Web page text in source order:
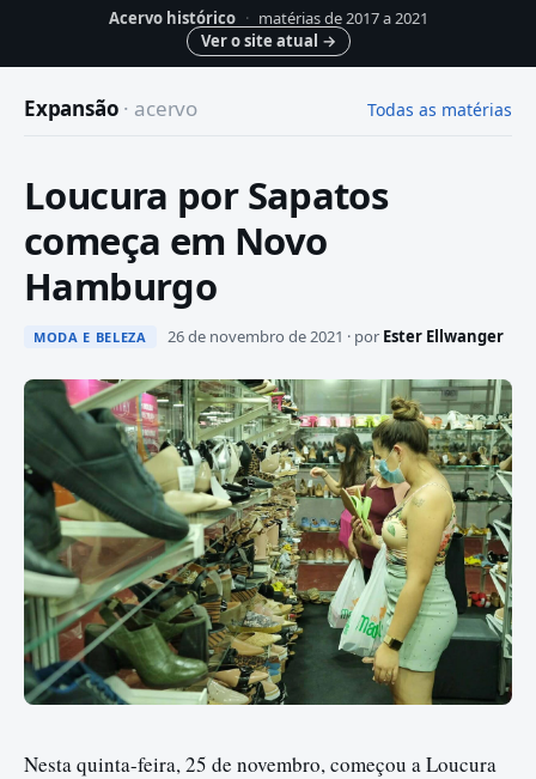
Acervo histórico · matérias de 2017 a 2021
Ver o site atual →
Expansão · acervo Todas as matérias
Loucura por Sapatos
começa em Novo
Hamburgo
MODA E BELEZA 26 de novembro de 2021 · por Ester Ellwanger
Nesta quinta-feira, 25 de novembro, começou a Loucura